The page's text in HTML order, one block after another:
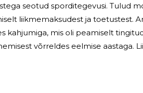
seotud sporditegevusi. Tulud moodustusid
liikmemaksudest ja toetustest.
kahjumiga, mis oli peamiselt
võrreldes eelmise aastaga.
See avaldas negatiivset